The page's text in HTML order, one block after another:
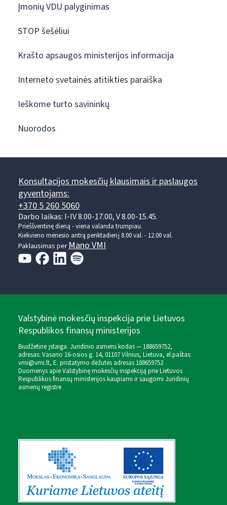
Įmonių VDU palyginimas
STOP šešėliui
Krašto apsaugos ministerijos informacija
Interneto svetainės atitikties paraiška
Ieškome turto savininkų
Nuorodos
Konsultacijos mokesčių klausimais ir paslaugos
gyventojams:
+370 5 260 5060
Darbo laikas: I-IV 8.00-17.00, V 8.00-15.45.
Prieššventinę dieną - viena valanda trumpiau.
Kiekvieno mėnesio antrą penktadienį 8.00 val. - 12.00 val.
Paklausimas perMano VMI
Valstybinė mokesčių inspekcija prie Lietuvos
Respublikos finansų ministerijos
Biudžetinė įstaiga. Juridinio asmens kodas — 188659752,
adresas: Vasario 16-osios g. 14, 01107 Vilnius, Lietuva, el.paštas:
vmi@vmi.lt, E. pristatymo dėžutės adresas 188659752
Duomenys apie Valstybinę mokesčių inspekciją prie Lietuvos
Respublikos finansų ministerijos kaupiami ir saugomi Juridinių
asmenų registre